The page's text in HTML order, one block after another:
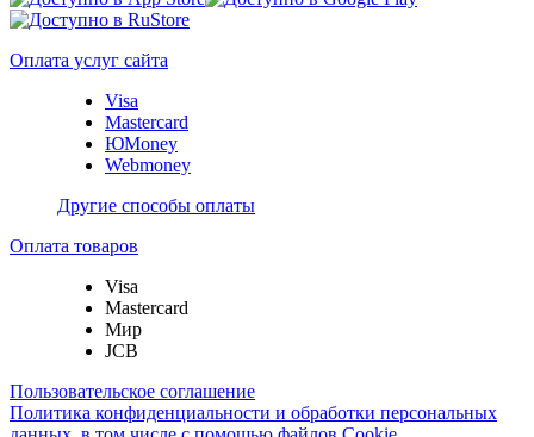
Оплата услуг сайта
Visa
Mastercard
ЮMoney
Webmoney
Другие способы оплаты
Оплата товаров
Visa
Mastercard
Мир
JCB
Пользовательское соглашение
Политика конфиденциальности и обработки персональных